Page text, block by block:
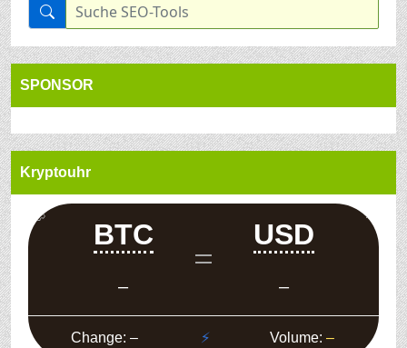
SPONSOR
Kryptouhr